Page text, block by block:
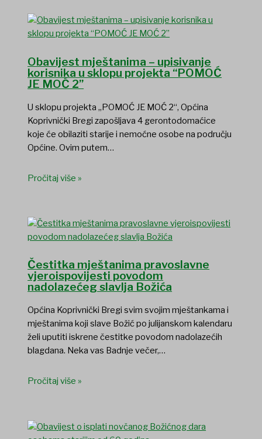
Obavijest mještanima – upisivanje
korisnika u sklopu projekta “POMOĆ
JE MOĆ 2”
U sklopu projekta „POMOĆ JE MOĆ 2“, Općina
Koprivnički Bregi zapošljava 4 gerontodomaćice
koje će obilaziti starije i nemoćne osobe na području
Općine. Ovim putem…
Pročitaj više »
Čestitka mještanima pravoslavne
vjeroispovijesti povodom
nadolazećeg slavlja Božića
Općina Koprivnički Bregi svim svojim mještankama i
mještanima koji slave Božić po julijanskom kalendaru
želi uputiti iskrene čestitke povodom nadolazećih
blagdana. Neka vas Badnje večer,…
Pročitaj više »